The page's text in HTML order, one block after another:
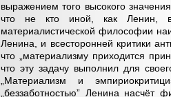
выражением того высокого
что не кто иной, как Ленин,
материалистической философии
Ленина, и всесторонней критики
что „материализму приходится
что эту задачу выполнил для
„Материализм и
„беззаботностью” Ленина